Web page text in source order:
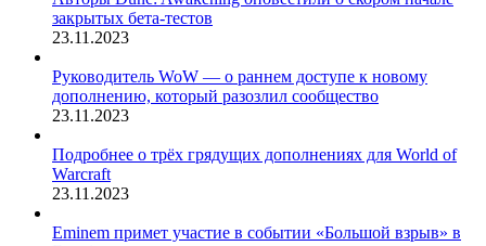
закрытых бета-тестов
23.11.2023
Руководитель WoW — о раннем доступе к новому
дополнению, который разозлил сообщество
23.11.2023
Подробнее о трёх грядущих дополнениях для World of
Warcraft
23.11.2023
Eminem примет участие в событии «Большой взрыв» в